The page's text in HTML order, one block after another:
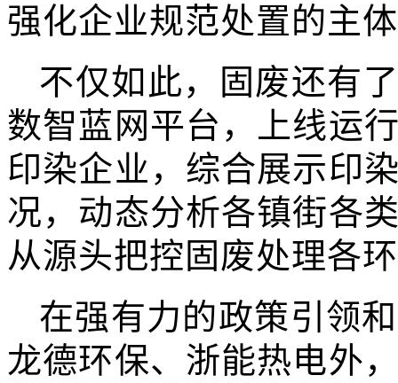
强化企业规范处置的主
不仅如此，固废还有
数智蓝网平台，上线运
印染企业，综合展示印
况，动态分析各镇街各
从源头把控固废处理各
在强有力的政策引领
龙德环保、浙能热电外